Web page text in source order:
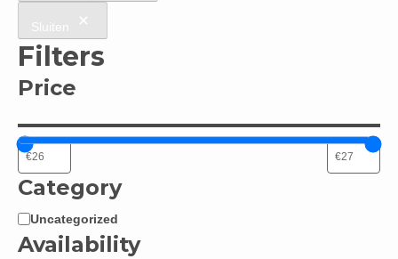
Sluiten
Filters
Price
Category
Categorie
Uncategorized
Availability